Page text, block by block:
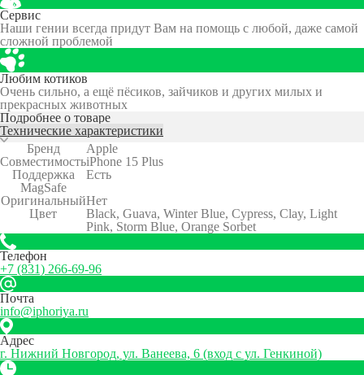
Сервис
Наши гении всегда придут Вам на помощь с любой, даже самой
сложной проблемой
Любим котиков
Очень сильно, а ещё пёсиков, зайчиков и других милых и
прекрасных животных
Подробнее о товаре
Технические характеристики
Бренд
Apple
СовместимостьiPhone 15 Plus
Поддержка
MagSafe
Есть
ОригинальныйНет
Цвет
Black, Guava, Winter Blue, Cypress, Clay, Light
Pink, Storm Blue, Orange Sorbet
Телефон
+7 (831) 266-69-96
Почта
info@iphoriya.ru
Адрес
г. Нижний Новгород, ул. Ванеева, 6 (вход с ул. Генкиной)